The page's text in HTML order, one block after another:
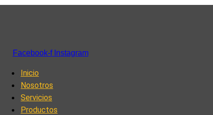
Facebook-f Instagram
Inicio
Nosotros
Servicios
Productos